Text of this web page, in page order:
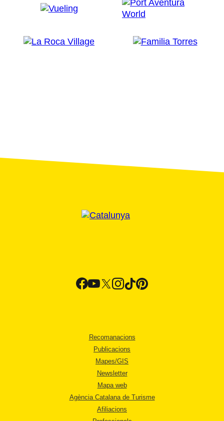
Recomanacions
Publicacions
Mapes/GIS
Newsletter
Mapa web
Agència Catalana de Turisme
Afiliacions